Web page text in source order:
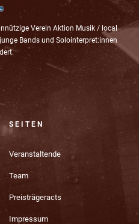
Verein Aktion Musik / local
Bands und Solointerpret:innen
SEITEN
Veranstaltende
Team
Preisträgeracts
Impressum